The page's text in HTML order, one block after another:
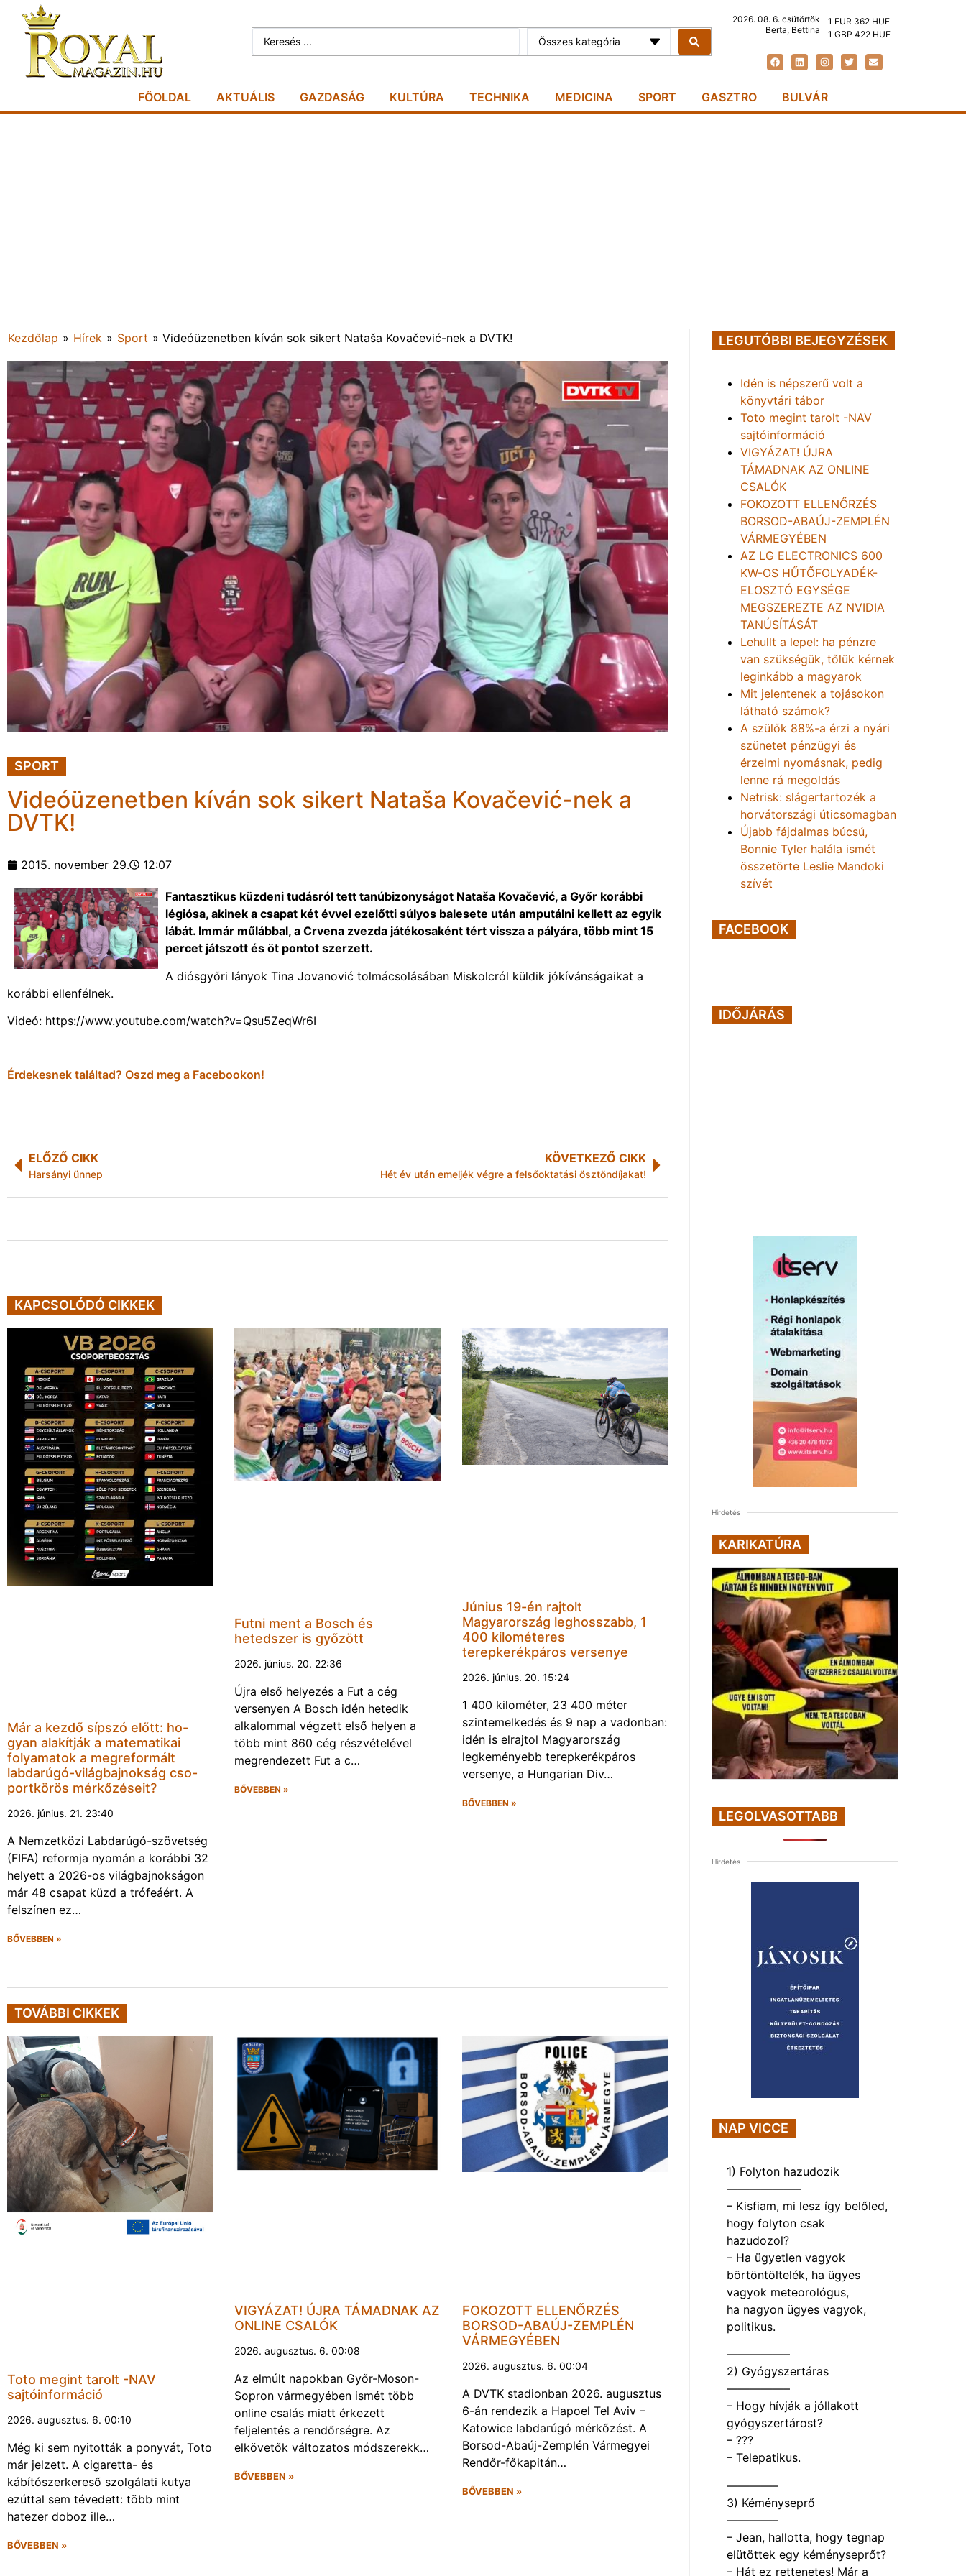
2026. 08. 6. csütörtök
Berta, Bettina
1 EUR 362 HUF
1 GBP 422 HUF
FŐOLDAL AKTUÁLIS GAZDASÁG KULTÚRA TECHNIKA MEDICINA SPORT GASZTRO BULVÁR
Kezdőlap » Hírek » Sport » Videóüzenetben kíván sok sikert Nataša Kovačević-nek a DVTK!
SPORT
Videóüzenetben kíván sok sikert Nataša Kovačević-nek a
DVTK!
2015. november 29. 12:07
Fantasztikus küzdeni tudásról tett tanúbizonyságot Nataša Kovačević, a Győr korábbi
légiósa, akinek a csapat két évvel ezelőtti súlyos balesete után amputálni kellett az egyik
lábát. Immár műlábbal, a Crvena zvezda játékosaként tért vissza a pályára, több mint 15
percet játszott és öt pontot szerzett.
A diósgyőri lányok Tina Jovanović tolmácsolásában Miskolcról küldik jókívánságaikat a
korábbi ellenfélnek.
Videó: https://www.youtube.com/watch?v=Qsu5ZeqWr6I
Érdekesnek találtad? Oszd meg a Facebookon!
ELŐZŐ CIKK
Harsányi ünnep
KÖVETKEZŐ CIKK
Hét év után emeljék végre a felsőoktatási ösztöndíjakat!
KAPCSOLÓDÓ CIKKEK
Már a kezdő sípszó előtt: ho-
gyan alakítják a matematikai
folyamatok a megreformált
labdarúgó-világbajnokság cso-
portkörös mérkőzéseit?
2026. június. 21. 23:40
A Nemzetközi Labdarúgó-szövetség
(FIFA) reformja nyomán a korábbi 32
helyett a 2026-os világbajnokságon
már 48 csapat küzd a trófeáért. A
felszínen ez…
BŐVEBBEN »
Futni ment a Bosch és
hetedszer is győzött
2026. június. 20. 22:36
Újra első helyezés a Fut a cég
versenyen A Bosch idén hetedik
alkalommal végzett első helyen a
több mint 860 cég részvételével
megrendezett Fut a c…
BŐVEBBEN »
Június 19-én rajtolt
Magyarország leghosszabb, 1
400 kilométeres
terepkerékpáros versenye
2026. június. 20. 15:24
1 400 kilométer, 23 400 méter
szintemelkedés és 9 nap a vadonban:
idén is elrajtol Magyarország
legkeményebb terepkerékpáros
versenye, a Hungarian Div…
BŐVEBBEN »
TOVÁBBI CIKKEK
Toto megint tarolt -NAV
sajtóinformáció
2026. augusztus. 6. 00:10
Még ki sem nyitották a ponyvát, Toto
már jelzett. A cigaretta- és
kábítószerkereső szolgálati kutya
ezúttal sem tévedett: több mint
hatezer doboz ille…
BŐVEBBEN »
VIGYÁZAT! ÚJRA TÁMADNAK AZ
ONLINE CSALÓK
2026. augusztus. 6. 00:08
Az elmúlt napokban Győr-Moson-
Sopron vármegyében ismét több
online csalás miatt érkezett
feljelentés a rendőrségre. Az
elkövetők változatos módszerekk…
BŐVEBBEN »
FOKOZOTT ELLENŐRZÉS
BORSOD-ABAÚJ-ZEMPLÉN
VÁRMEGYÉBEN
2026. augusztus. 6. 00:04
A DVTK stadionban 2026. augusztus
6-án rendezik a Hapoel Tel Aviv –
Katowice labdarúgó mérkőzést. A
Borsod-Abaúj-Zemplén Vármegyei
Rendőr-főkapitán…
BŐVEBBEN »
LEGUTÓBBI BEJEGYZÉSEK
Idén is népszerű volt a
könyvtári tábor
Toto megint tarolt -NAV
sajtóinformáció
VIGYÁZAT! ÚJRA
TÁMADNAK AZ ONLINE
CSALÓK
FOKOZOTT ELLENŐRZÉS
BORSOD-ABAÚJ-ZEMPLÉN
VÁRMEGYÉBEN
AZ LG ELECTRONICS 600
KW-OS HŰTŐFOLYADÉK-
ELOSZTÓ EGYSÉGE
MEGSZEREZTE AZ NVIDIA
TANÚSÍTÁSÁT
Lehullt a lepel: ha pénzre
van szükségük, tőlük kérnek
leginkább a magyarok
Mit jelentenek a tojásokon
látható számok?
A szülők 88%-a érzi a nyári
szünetet pénzügyi és
érzelmi nyomásnak, pedig
lenne rá megoldás
Netrisk: slágertartozék a
horvátországi úticsomagban
Újabb fájdalmas búcsú,
Bonnie Tyler halála ismét
összetörte Leslie Mandoki
szívét
FACEBOOK
IDŐJÁRÁS
Hirdetés
KARIKATÚRA
LEGOLVASOTTABB
Hirdetés
NAP VICCE
1) Folyton hazudozik
——————–
– Kisfiam, mi lesz így belőled,
hogy folyton csak
hazudozol?
– Ha ügyetlen vagyok
börtöntöltelék, ha ügyes
vagyok meteorológus,
ha nagyon ügyes vagyok,
politikus.
—————–
2) Gyógyszertáras
—————–
– Hogy hívják a jóllakott
gyógyszertárost?
– ???
– Telepatikus.
————–
3) Kéményseprő
————–
– Jean, hallotta, hogy tegnap
elütöttek egy kéményseprőt?
– Hát ez rettenetes! Már a